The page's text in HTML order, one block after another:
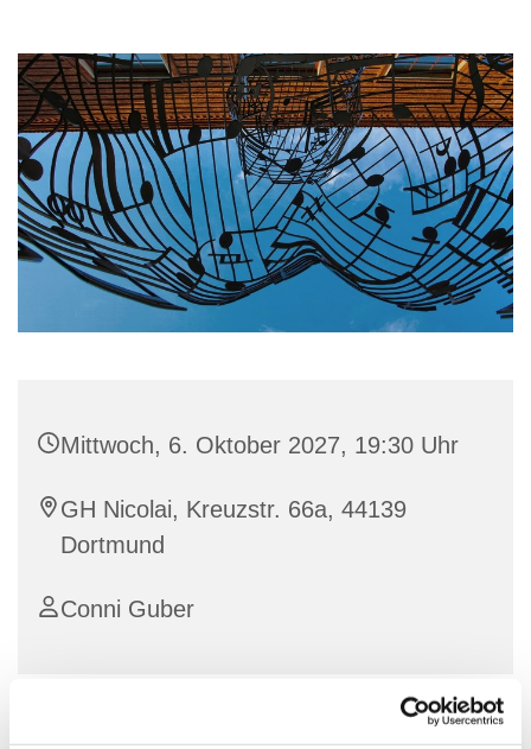
Mittwoch, 6. Oktober 2027, 19:30 Uhr
GH Nicolai, Kreuzstr. 66a, 44139
Dortmund
Conni Guber